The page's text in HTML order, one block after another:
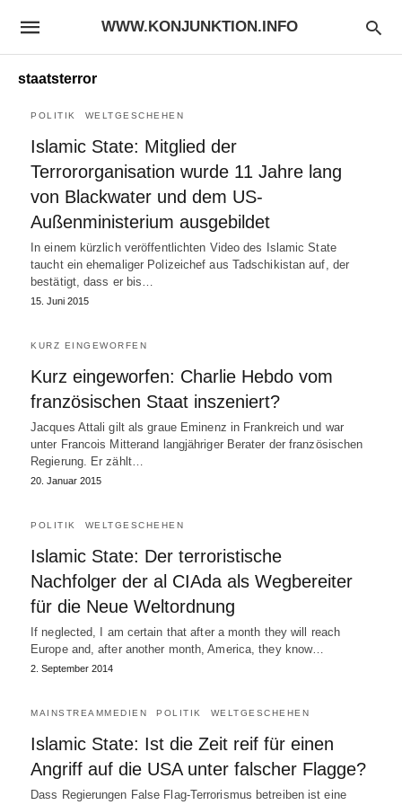
WWW.KONJUNKTION.INFO
staatsterror
POLITIK WELTGESCHEHEN
Islamic State: Mitglied der
Terrororganisation wurde 11 Jahre lang
von Blackwater und dem US-
Außenministerium ausgebildet
In einem kürzlich veröffentlichten Video des Islamic State
taucht ein ehemaliger Polizeichef aus Tadschikistan auf, der
bestätigt, dass er bis…
15. Juni 2015
KURZ EINGEWORFEN
Kurz eingeworfen: Charlie Hebdo vom
französischen Staat inszeniert?
Jacques Attali gilt als graue Eminenz in Frankreich und war
unter Francois Mitterand langjähriger Berater der französischen
Regierung. Er zählt…
20. Januar 2015
POLITIK WELTGESCHEHEN
Islamic State: Der terroristische
Nachfolger der al CIAda als Wegbereiter
für die Neue Weltordnung
If neglected, I am certain that after a month they will reach
Europe and, after another month, America, they know…
2. September 2014
MAINSTREAMMEDIEN POLITIK WELTGESCHEHEN
Islamic State: Ist die Zeit reif für einen
Angriff auf die USA unter falscher Flagge?
Dass Regierungen False Flag-Terrorismus betreiben ist eine